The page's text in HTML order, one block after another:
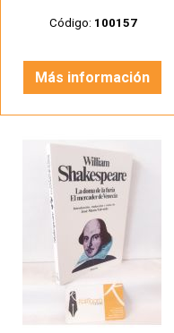
Código: 100157
Más información